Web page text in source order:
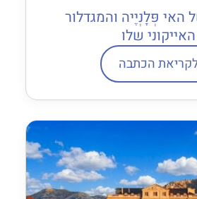
האי פְּלָנְיֶיה והמגדלור
האייקוני שלו
הכתבה